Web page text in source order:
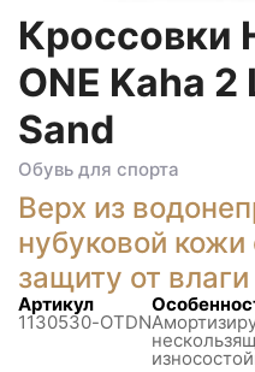
Кроссовки
ONE Kaha 2
Sand
Обувь для спорта
Верх из
нубуковой
защиту от влаги
Артикул
1130530-OTDN